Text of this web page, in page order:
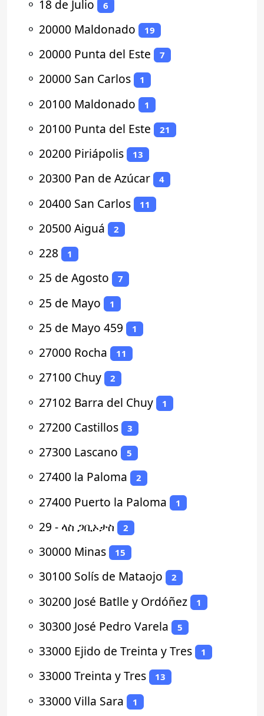
⚬ 18 de Julio 6
⚬ 20000 Maldonado 19
⚬ 20000 Punta del Este 7
⚬ 20000 San Carlos 1
⚬ 20100 Maldonado 1
⚬ 20100 Punta del Este 21
⚬ 20200 Piriápolis 13
⚬ 20300 Pan de Azúcar 4
⚬ 20400 San Carlos 11
⚬ 20500 Aiguá 2
⚬ 228 1
⚬ 25 de Agosto 7
⚬ 25 de Mayo 1
⚬ 25 de Mayo 459 1
⚬ 27000 Rocha 11
⚬ 27100 Chuy 2
⚬ 27102 Barra del Chuy 1
⚬ 27200 Castillos 3
⚬ 27300 Lascano 5
⚬ 27400 la Paloma 2
⚬ 27400 Puerto la Paloma 1
⚬ 29 - ላስ ጋቢኦታስ 2
⚬ 30000 Minas 15
⚬ 30100 Solís de Mataojo 2
⚬ 30200 José Batlle y Ordóñez 1
⚬ 30300 José Pedro Varela 5
⚬ 33000 Ejido de Treinta y Tres 1
⚬ 33000 Treinta y Tres 13
⚬ 33000 Villa Sara 1